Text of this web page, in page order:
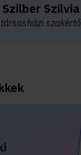
Szilber Szilvia
társasházi szakértő